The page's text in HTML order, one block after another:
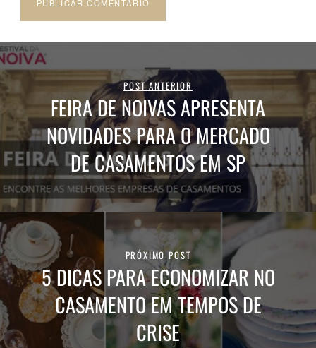
POST ANTERIOR
FEIRA DE NOIVAS APRESENTA
NOVIDADES PARA O MERCADO
DE CASAMENTOS EM SP
PRÓXIMO POST
5 DICAS PARA ECONOMIZAR NO
CASAMENTO EM TEMPOS DE
CRISE